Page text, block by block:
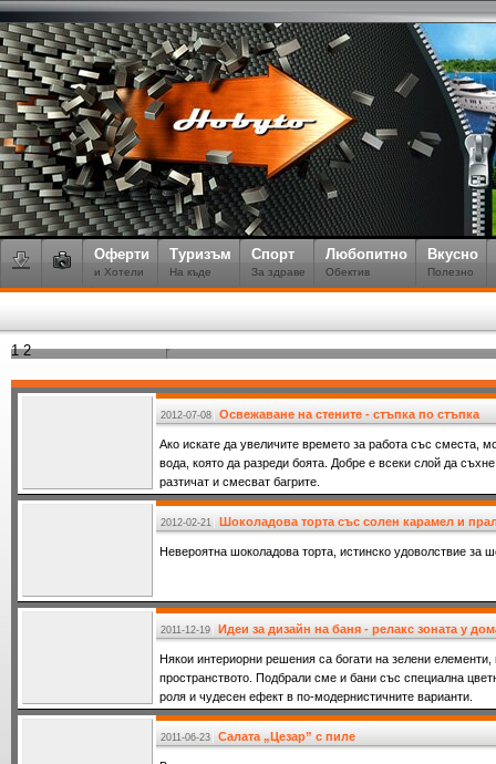
Оферти
и Хотели
Туризъм
На къде
Спорт
За здраве
Любопитно
Обектив
Вкусно
Полезно
1 2
2012-07-08 Освежаване на стените - стъпка по стъпка
Ако искате да увеличите времето за работа със сместа,
вода, която да разреди боята. Добре е всеки слой да
разтичат и смесват багрите.
2012-02-21 Шоколадова торта със солен карамел и
Невероятна шоколадова торта, истинско удоволствие за
2011-12-19 Идеи за дизайн на баня - релакс зоната у
Някои интериорни решения са богати на зелени елементи,
пространството. Подбрали сме и бани със специална
роля и чудесен ефект в по-модернистичните варианти.
2011-06-23 Салата „Цезар” с пиле